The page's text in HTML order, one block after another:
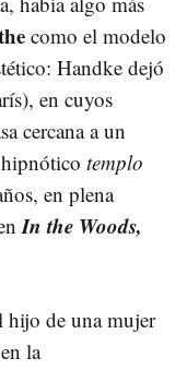
como el modelo
Handke dejó
en cuyos
cercana a un
templo
en plena
In the Woods,
hijo de una mujer
la